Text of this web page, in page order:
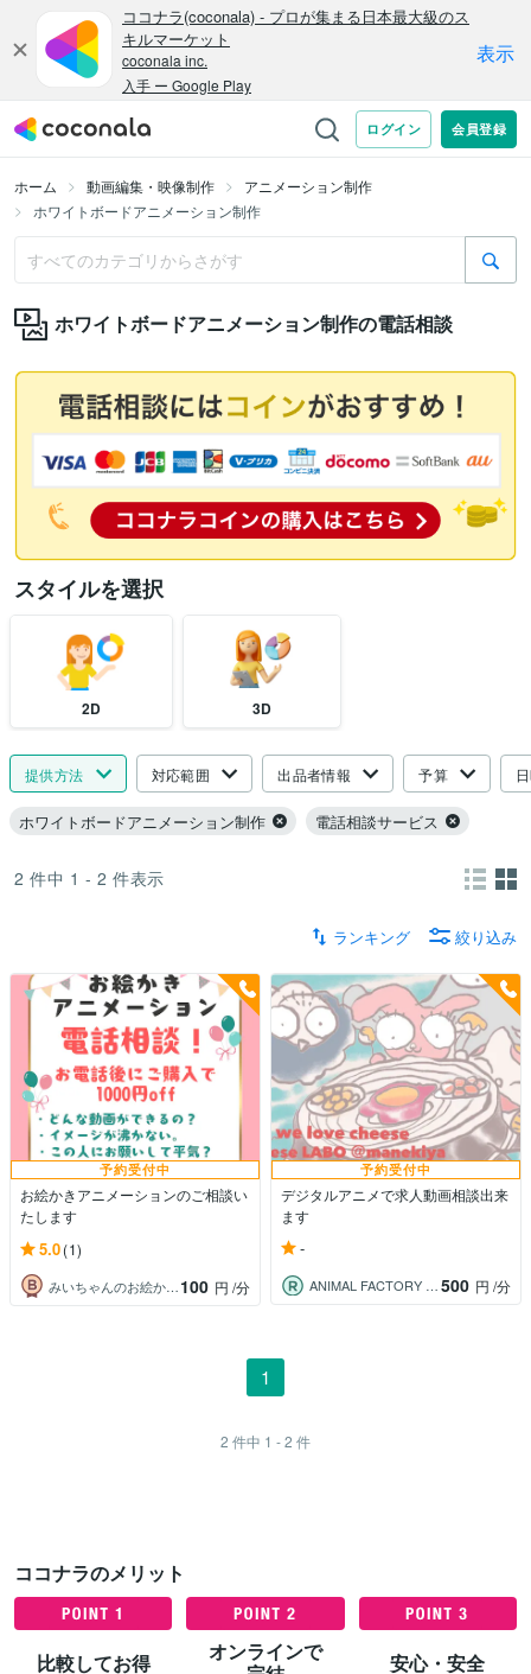
ホーム 動画編集・映像制作
アニメーション制作
ホワイトボードアニメーション制作
ホワイトボードアニメーション制作の電話相談
スタイルを選択
2D 3D
提供方法 対応範囲 出品者情報 予算
ホワイトボードアニメーション制作 電話相談サービス
2 件中 1 - 2 件表示
ランキング 絞り込み
予約受付中
お絵かきアニメーションのご相談い
たします
5.0(1)
みいちゃんのお絵かき動画工房 100 円 /分
予約受付中
デジタルアニメで求人動画相談出来
ます
-
ANIMAL FACTORY まねきや 500 円 /分
1
2 件中 1 - 2 件
ココナラのメリット
比較してお得
オンラインで
安心・安全